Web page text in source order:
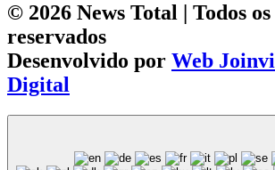
© 2026 News Total | Todos
reservados
Desenvolvido por Web
Digital